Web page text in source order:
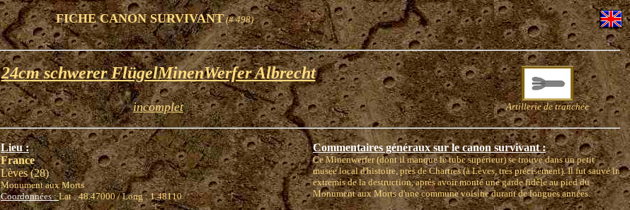
FICHE CANON SURVIVANT(# 498)
24cm schwerer FlügelMinenWerfer Albrecht
incomplet Artillerie de tranchée
Lieu :
France
Lèves (28)
Monument aux Morts
Coordonnées :Lat : 48.47000 / Long : 1.48110
Commentaires généraux sur le canon survivant :
Ce Minenwerfer (dont il manque le tube supérieur) se trouve dans un petit
musée local d'histoire, près de Chartres (à Lèves, très précisément). Il fut sauvé in
extremis de la destruction, après avoir monté une garde fidèle au pied du
Monument aux Morts d'une commune voisine durant de longues années.